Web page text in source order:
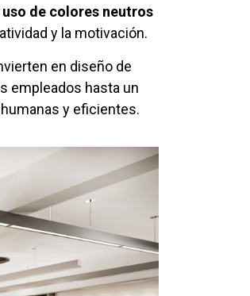
de colores neutros
y la motivación.
en diseño de
empleados hasta un
y eficientes.